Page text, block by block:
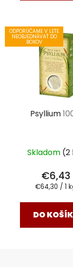
ODPORÚČAME V LETE
NEOBJEDNÁVAŤ DO
BOXOV
Psyllium
Skladom (2
€6,43
Jednotková
€64,30 / 1
DO